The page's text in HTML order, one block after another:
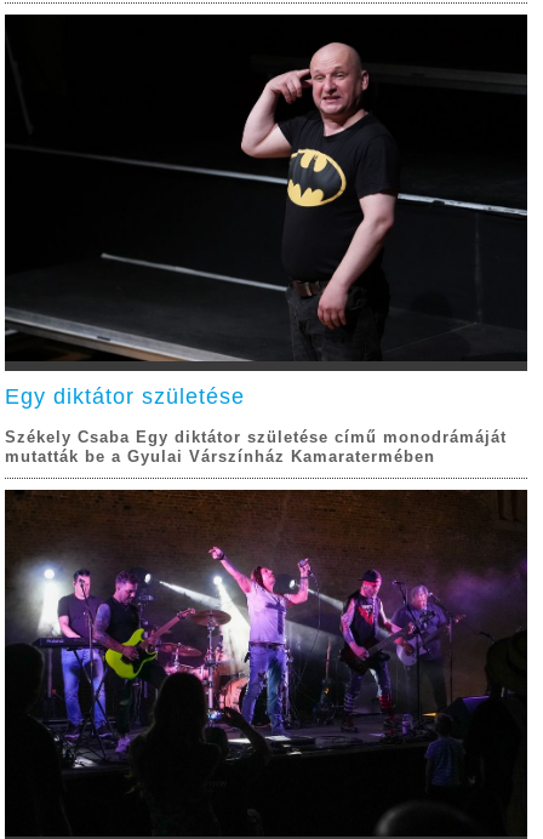
Egy diktátor születése
Székely Csaba Egy diktátor születése című monodrámáját
mutatták be a Gyulai Várszínház Kamaratermében